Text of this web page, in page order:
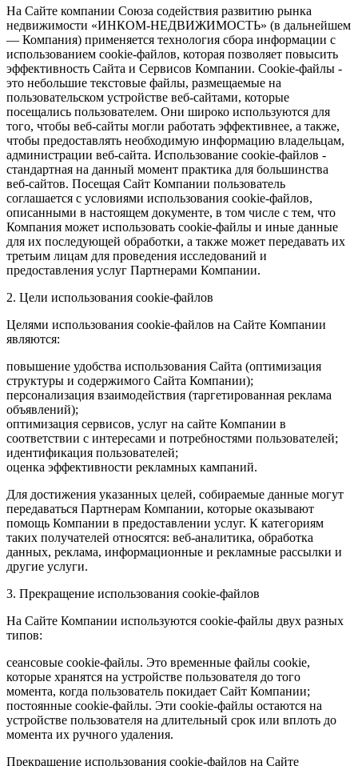
На Сайте компании Союза содействия развитию рынка
недвижимости «ИНКОМ-НЕДВИЖИМОСТЬ» (в дальнейшем
— Компания) применяется технология сбора информации с
использованием cookie-файлов, которая позволяет повысить
эффективность Сайта и Сервисов Компании. Сookie-файлы -
это небольшие текстовые файлы, размещаемые на
пользовательском устройстве веб-сайтами, которые
посещались пользователем. Они широко используются для
того, чтобы веб-сайты могли работать эффективнее, а также,
чтобы предоставлять необходимую информацию владельцам,
администрации веб-сайта. Использование cookie-файлов -
стандартная на данный момент практика для большинства
веб-сайтов. Посещая Сайт Компании пользователь
соглашается с условиями использования cookie-файлов,
описанными в настоящем документе, в том числе с тем, что
Компания может использовать cookie-файлы и иные данные
для их последующей обработки, а также может передавать их
третьим лицам для проведения исследований и
предоставления услуг Партнерами Компании.
2. Цели использования cookie-файлов
Целями использования cookie-файлов на Сайте Компании
являются:
повышение удобства использования Сайта (оптимизация
структуры и содержимого Сайта Компании);
персонализация взаимодействия (таргетированная реклама
объявлений);
оптимизация сервисов, услуг на сайте Компании в
соответствии с интересами и потребностями пользователей;
идентификация пользователей;
оценка эффективности рекламных кампаний.
Для достижения указанных целей, собираемые данные могут
передаваться Партнерам Компании, которые оказывают
помощь Компании в предоставлении услуг. К категориям
таких получателей относятся: веб-аналитика, обработка
данных, реклама, информационные и рекламные рассылки и
другие услуги.
3. Прекращение использования cookie-файлов
На Сайте Компании используются cookie-файлы двух разных
типов:
сеансовые cookie-файлы. Это временные файлы cookie,
которые хранятся на устройстве пользователя до того
момента, когда пользователь покидает Сайт Компании;
постоянные cookie-файлы. Эти cookie-файлы остаются на
устройстве пользователя на длительный срок или вплоть до
момента их ручного удаления.
Прекращение использования cookie-файлов на Сайте